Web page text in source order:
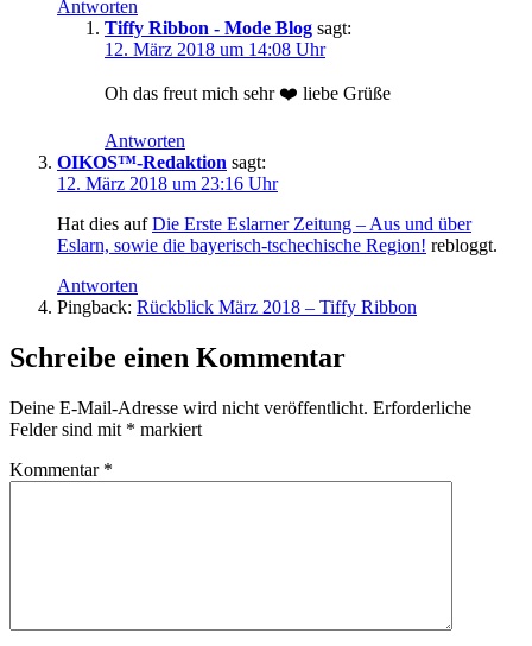
Antworten
Tiffy Ribbon - Mode Blog sagt:
12. März 2018 um 14:08 Uhr
Oh das freut mich sehr ❤️ liebe Grüße
Antworten
OIKOS™-Redaktion sagt:
12. März 2018 um 23:16 Uhr
Hat dies aufDie Erste Eslarner Zeitung – Aus und über
Eslarn, sowie die bayerisch-tschechische Region! rebloggt.
Antworten
Pingback: Rückblick März 2018 – Tiffy Ribbon
Schreibe einen Kommentar
Deine E-Mail-Adresse wird nicht veröffentlicht. Erforderliche
Felder sind mit * markiert
Kommentar *